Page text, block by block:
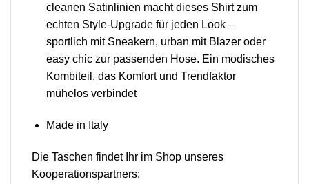
cleanen Satinlinien macht dieses Shirt zum
echten Style-Upgrade für jeden Look –
sportlich mit Sneakern, urban mit Blazer oder
easy chic zur passenden Hose. Ein modisches
Kombiteil, das Komfort und Trendfaktor
mühelos verbindet
Made in Italy
Die Taschen findet Ihr im Shop unseres
Kooperationspartners: